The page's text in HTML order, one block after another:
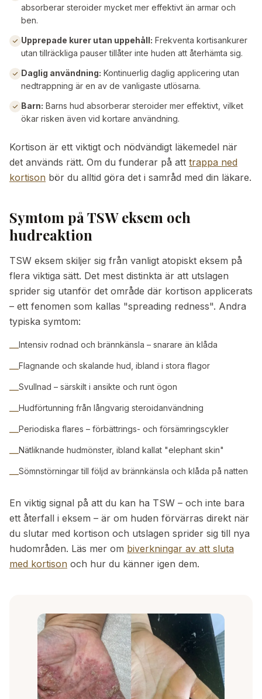
absorberar steroider mycket mer effektivt än armar och
ben.
Upprepade kurer utan uppehåll: Frekventa kortisankurer
utan tillräckliga pauser tillåter inte huden att återhämta sig.
Daglig användning: Kontinuerlig daglig applicering utan
nedtrappning är en av de vanligaste utlösarna.
Barn: Barns hud absorberar steroider mer effektivt, vilket
ökar risken även vid kortare användning.
Kortison är ett viktigt och nödvändigt läkemedel när
det används rätt. Om du funderar på att trappa ned
kortison bör du alltid göra det i samråd med din läkare.
Symtom på TSW eksem och
hudreaktion
TSW eksem skiljer sig från vanligt atopiskt eksem på
flera viktiga sätt. Det mest distinkta är att utslagen
sprider sig utanför det område där kortison applicerats
– ett fenomen som kallas "spreading redness". Andra
typiska symtom:
—Intensiv rodnad och brännkänsla – snarare än klåda
—Flagnande och skalande hud, ibland i stora flagor
—Svullnad – särskilt i ansikte och runt ögon
—Hudförtunning från långvarig steroidanvändning
—Periodiska flares – förbättrings- och försämringscykler
—Nätliknande hudmönster, ibland kallat "elephant skin"
—Sömnstörningar till följd av brännkänsla och klåda på natten
En viktig signal på att du kan ha TSW – och inte bara
ett återfall i eksem – är om huden förvärras direkt när
du slutar med kortison och utslagen sprider sig till nya
hudområden. Läs mer om biverkningar av att sluta
med kortison och hur du känner igen dem.